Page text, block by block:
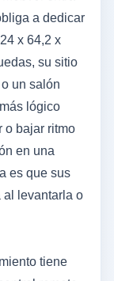
a dedicar
x 64,2 x
su sitio
un salón
lógico
o bajar ritmo
en una
es que sus
al levantarla o
tiene